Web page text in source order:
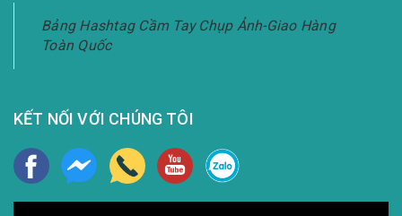
Bảng Hashtag Cầm Tay Chụp Ảnh-Giao Hàng
Toàn Quốc
KẾT NỐI VỚI CHÚNG TÔI